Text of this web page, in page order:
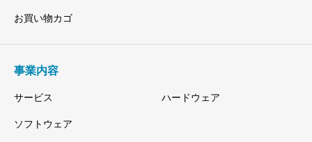
お買い物カゴ
事業内容
サービス ハードウェア
ソフトウェア